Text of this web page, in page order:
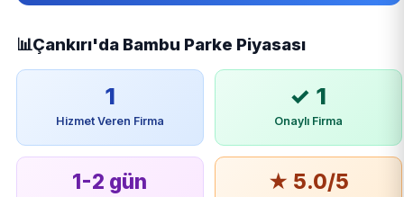
📊Çankırı'da Bambu Parke Piyasası
1
Hizmet Veren Firma
✓ 1
Onaylı Firma
1-2 gün ★ 5.0/5